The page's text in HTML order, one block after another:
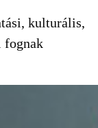
kulturális,
fognak